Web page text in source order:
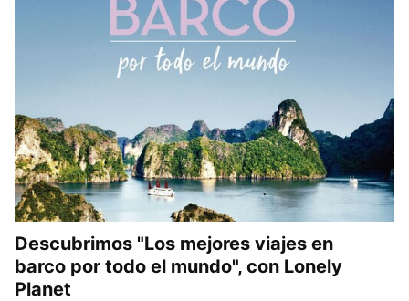
Descubrimos "Los mejores viajes en
barco por todo el mundo", con Lonely
Planet